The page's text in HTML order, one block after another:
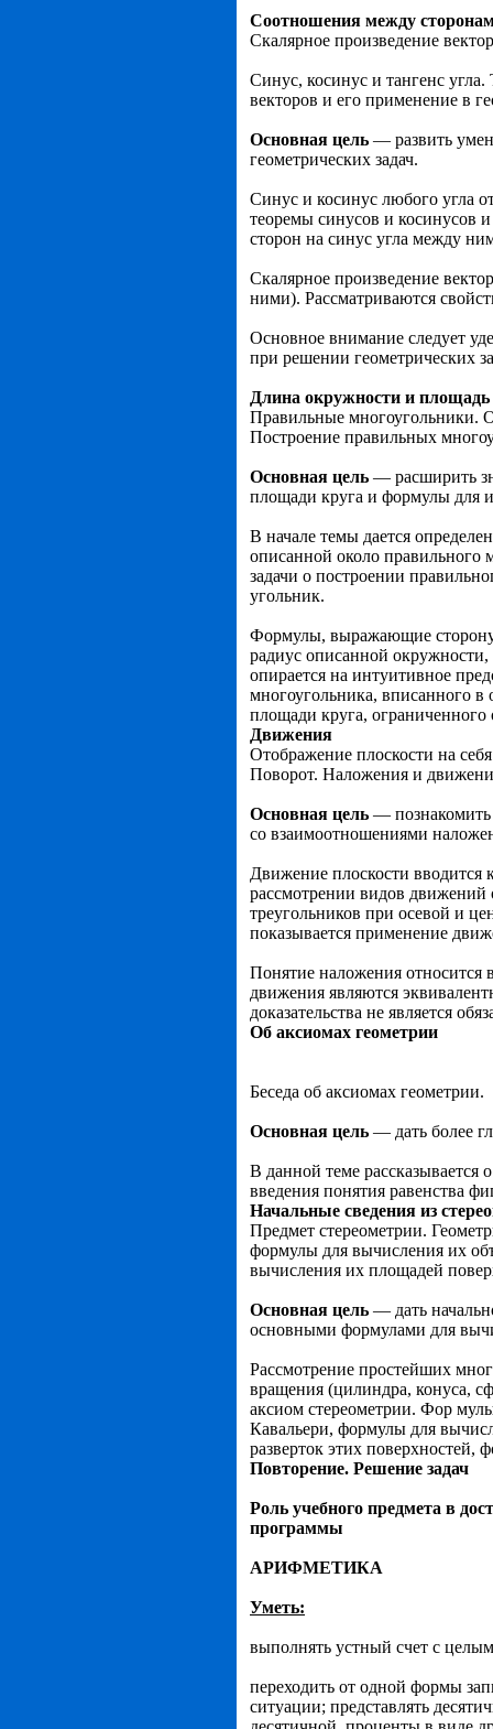
Соотношения между
Скалярное произведение
Синус, косинус и тангенс
векторов и его применение в
Основная цель — развить
геометрических задач.
Синус и косинус любого угла
теоремы синусов и косинусов
сторон на синус угла между
Скалярное произведение
ними). Рас­сматриваются
Основное внимание следует
при реше­нии геометрических
Длина окружности и площадь
Правильные многоугольники.
Построение правильных
Основная цель — расширить
площади круга и формулы для
В начале темы дается
описанной около
задачи о построении
угольник.
Формулы, выражающие сторону
радиус описанной
опирается на интуитивное
многоугольника, вписанного
площа­ди круга,
Движения
Отображение плоскости на
Поворот. На­ложения и
Основная цель —
со взаимоотношениями
Движение плоскости вводится
рассмотре­нии видов движений
треугольников при осевой и
показывается применение
Понятие наложения относится
движения являются
доказательства не является
Об аксиомах геометрии
Беседа об аксиомах геометрии.
Основная цель — дать более
В данной теме рассказывается
введения понятия равенства
Начальные сведения из
Предмет стереометрии.
формулы для вычисления их
вычисления их площа­дей
Основная цель — дать
основ­ными формулами для
Рассмотрение простейших
вращения (цилиндра, конуса,
аксиом стереометрии. Фор
Кавальери, формулы для
разверток этих поверхностей,
Повторение. Решение задач
Роль учебного предмета в
программы
АРИФМЕТИКА
Уметь:
выполнять устный счет с
переходить от одной формы
ситуации; представлять